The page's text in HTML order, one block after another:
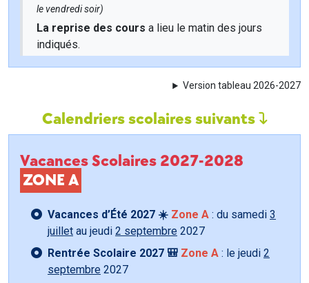
le vendredi soir)
La reprise des cours a lieu le matin des jours
indiqués.
Version tableau 2026-2027
Calendriers scolaires suivants
Vacances Scolaires 2027-2028
ZONE A
Vacances d’Été 2027 ☀️ Zone A : du samedi 3
juillet au jeudi 2 septembre 2027
Rentrée Scolaire 2027 🎒 Zone A : le jeudi 2
septembre 2027